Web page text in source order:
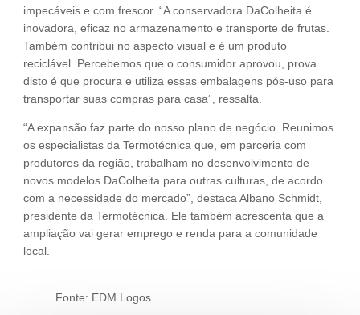
impecáveis e com frescor. “A conservadora DaColheita é
inovadora, eficaz no armazenamento e transporte de frutas.
Também contribui no aspecto visual e é um produto
reciclável. Percebemos que o consumidor aprovou, prova
disto é que procura e utiliza essas embalagens pós-uso para
transportar suas compras para casa”, ressalta.
“A expansão faz parte do nosso plano de negócio. Reunimos
os especialistas da Termotécnica que, em parceria com
produtores da região, trabalham no desenvolvimento de
novos modelos DaColheita para outras culturas, de acordo
com a necessidade do mercado”, destaca Albano Schmidt,
presidente da Termotécnica. Ele também acrescenta que a
ampliação vai gerar emprego e renda para a comunidade
local.
Fonte: EDM Logos